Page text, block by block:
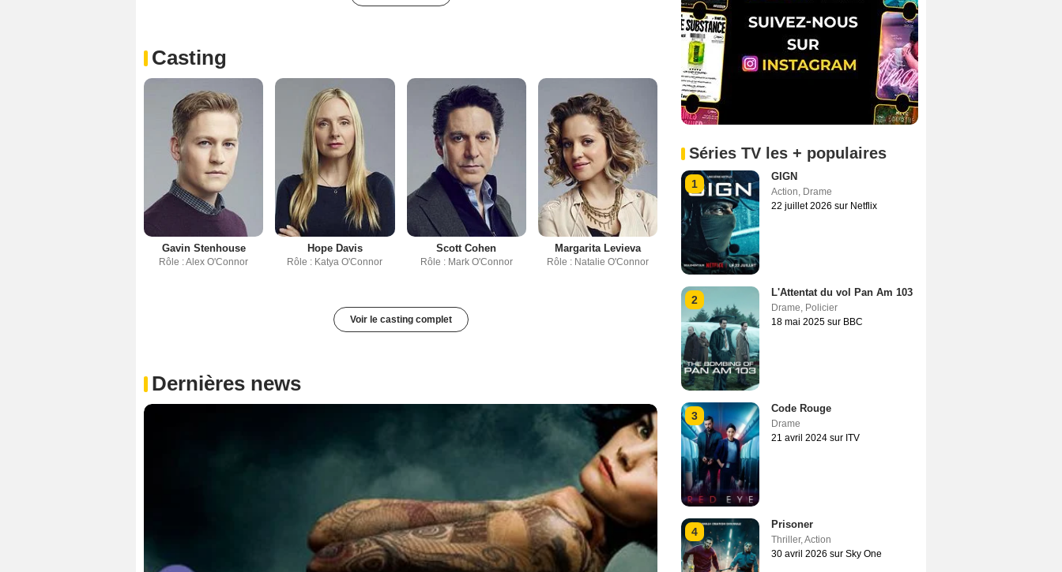
Casting
Gavin Stenhouse
Rôle : Alex O'Connor
Hope Davis
Rôle : Katya O'Connor
Scott Cohen
Rôle : Mark O'Connor
Margarita Levieva
Rôle : Natalie O'Connor
Voir le casting complet
Dernières news
Séries TV les + populaires
1
GIGN
Action, Drame
22 juillet 2026 sur Netflix
2
L'Attentat du vol Pan Am 103
Drame, Policier
18 mai 2025 sur BBC
3
Code Rouge
Drame
21 avril 2024 sur ITV
4
Prisoner
Thriller,Action
30 avril 2026 sur Sky One